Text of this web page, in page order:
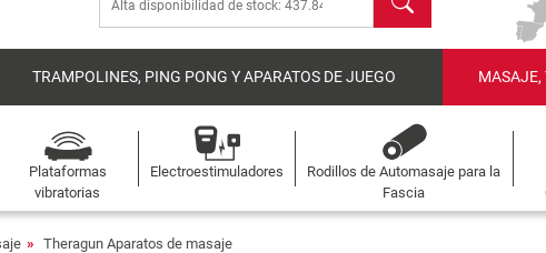
TRAMPOLINES, PING PONG Y APARATOS DE JUEGO MASAJE,
Plataformas
vibratorias
Electroestimuladores
Rodillos de Automasaje para la
Fascia
Theragun Aparatos de masaje